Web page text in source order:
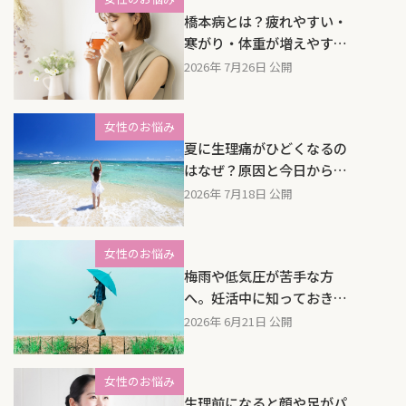
橋本病とは？疲れやすい・
寒がり・体重が増えやす
い…女性に多い症状と漢方
2026年 7月26日 公開
女性のお悩み
夏に生理痛がひどくなるの
はなぜ？原因と今日からで
きる対策を漢方の視点で解
2026年 7月18日 公開
女性のお悩み
梅雨や低気圧が苦手な方
へ。妊活中に知っておきた
い「水毒体質」のお話
2026年 6月21日 公開
女性のお悩み